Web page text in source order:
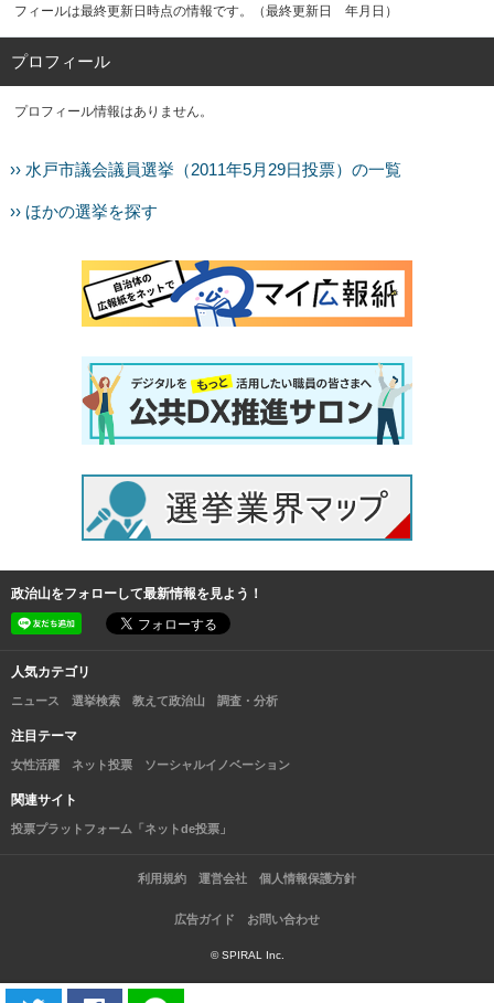
フィールは最終更新日時点の情報です。（最終更新日 年月日）
プロフィール
プロフィール情報はありません。
›› 水戸市議会議員選挙（2011年5月29日投票）の一覧
›› ほかの選挙を探す
政治山をフォローして最新情報を見よう！
人気カテゴリ
ニュース 選挙検索 教えて政治山 調査・分析
注目テーマ
女性活躍 ネット投票 ソーシャルイノベーション
関連サイト
投票プラットフォーム「ネットde投票」
利用規約 運営会社 個人情報保護方針
広告ガイド お問い合わせ
© SPIRAL Inc.